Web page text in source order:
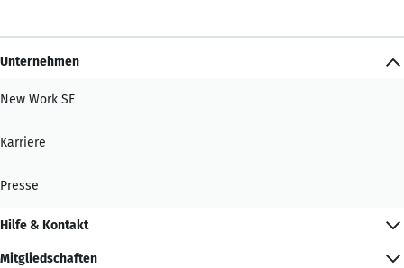
Unternehmen
New Work SE
Karriere
Presse
Hilfe & Kontakt
Mitgliedschaften